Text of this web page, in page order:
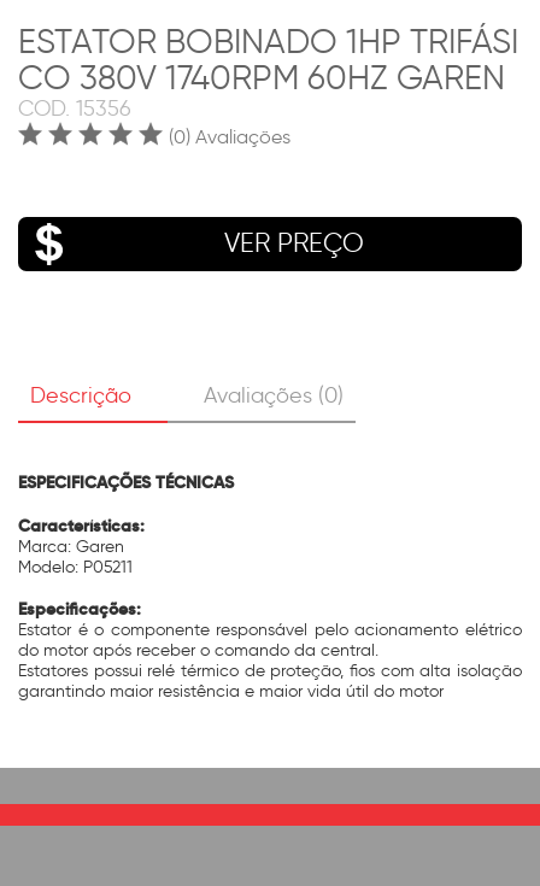
ESTATOR BOBINADO 1HP TRIFÁSI
CO 380V 1740RPM 60HZ GAREN
COD. 15356
(0) Avaliações
VER PREÇO
Descrição Avaliações (0)
ESPECIFICAÇÕES TÉCNICAS
Características:
Marca: Garen
Modelo: P05211
Especificações:
Estator é o componente responsável pelo acionamento elétrico
do motor após receber o comando da central.
Estatores possui relé térmico de proteção, fios com alta isolação
garantindo maior resistência e maior vida útil do motor